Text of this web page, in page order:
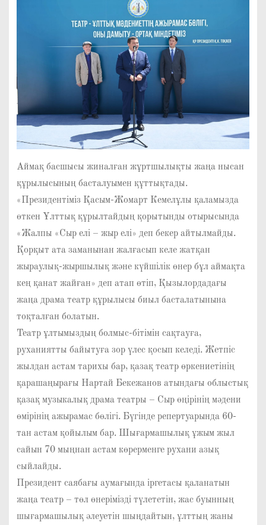
Аймақ басшысы жиналған жұртшылықты жаңа нысан
құрылысының басталуымен құттықтады.
«Президентіміз Қасым-Жомарт Кемелұлы қаламызда
өткен Ұлттық құрылтайдың қорытынды отырысында
«Жалпы «Сыр елі – жыр елі» деп бекер айтылмайды.
Қорқыт ата заманынан жалғасып келе жатқан
жыраулық-жыршылық және күйшілік өнер бұл аймақта
кең қанат жайған» деп атап өтіп, Қызылордадағы
жаңа драма театр құрылысы биыл басталатынына
тоқталған болатын.
Театр ұлтымыздың болмыс-бітімін сақтауға,
руханиятты байытуға зор үлес қосып келеді. Жетпіс
жылдан астам тарихы бар, қазақ театр өркениетінің
қарашаңырағы Нартай Бекежанов атындағы облыстық
қазақ музыкалық драма театры – Сыр өңірінің мәдени
өмірінің ажырамас бөлігі. Бүгінде репертуарында 60-
тан астам қойылым бар. Шығармашылық ұжым жыл
сайын 70 мыңнан астам көрерменге рухани азық
сыйлайды.
Президент саябағы аумағында іргетасы қаланатын
жаңа театр – төл өнерімізді түлететін, жас буынның
шығармашылық әлеуетін шыңдайтын, ұлттың жаны